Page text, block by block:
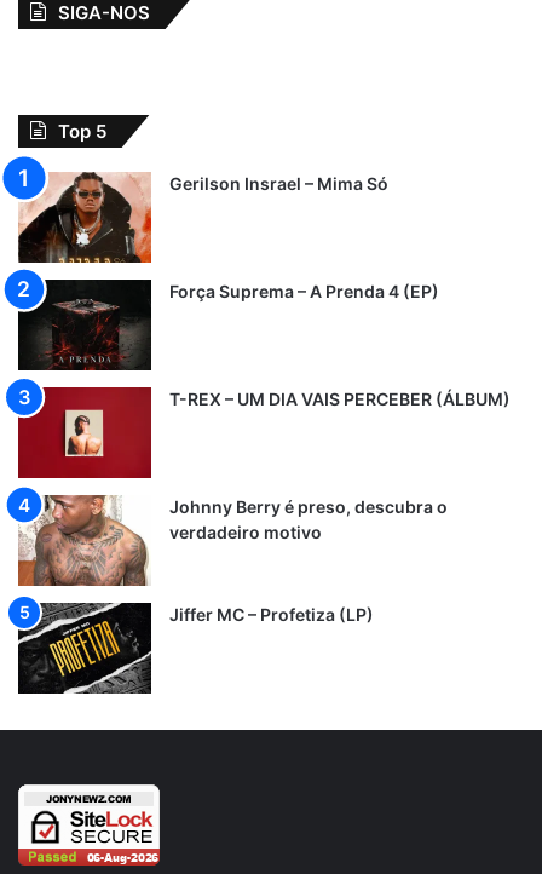
SIGA-NOS
Top 5
Gerilson Insrael – Mima Só
Força Suprema – A Prenda 4 (EP)
T-REX – UM DIA VAIS PERCEBER (ÁLBUM)
Johnny Berry é preso, descubra o
verdadeiro motivo
Jiffer MC – Profetiza (LP)